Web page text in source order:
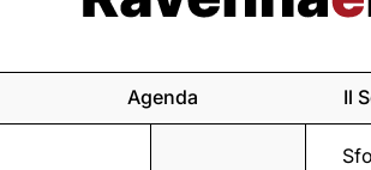
Agenda Il